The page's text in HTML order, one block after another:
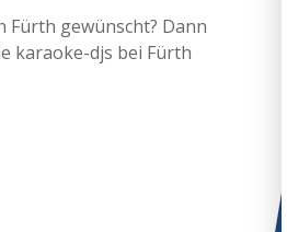
Fürth gewünscht? Dann
karaoke-djs bei Fürth